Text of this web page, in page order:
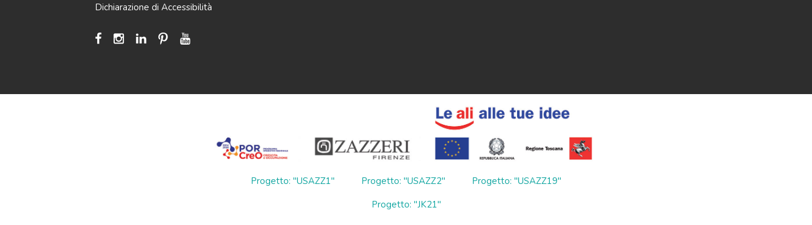
Dichiarazione di Accessibilità
Progetto: "USAZZ1" Progetto: "USAZZ2"
Progetto: "USAZZ19"
Progetto: "JK21"